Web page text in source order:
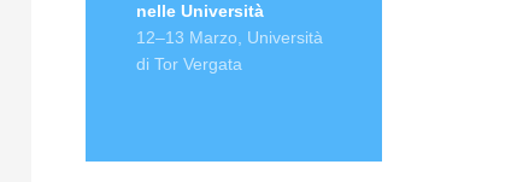
nelle Università
12–13 Marzo, Università
di Tor Vergata